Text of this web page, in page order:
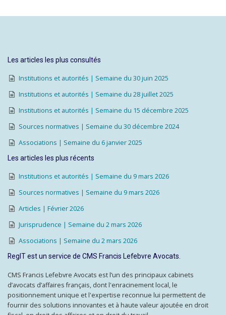
Les articles les plus consultés
Institutions et autorités | Semaine du 30 juin 2025
Institutions et autorités | Semaine du 28 juillet 2025
Institutions et autorités | Semaine du 15 décembre 2025
Sources normatives | Semaine du 30 décembre 2024
Associations | Semaine du 6 janvier 2025
Les articles les plus récents
Institutions et autorités | Semaine du 9 mars 2026
Sources normatives | Semaine du 9 mars 2026
Articles | Février 2026
Jurisprudence | Semaine du 2 mars 2026
Associations | Semaine du 2 mars 2026
RegIT est un service de CMS Francis Lefebvre Avocats.
CMS Francis Lefebvre Avocats est l’un des principaux cabinets
d’avocats d’affaires français, dont l'enracinement local, le
positionnement unique et l'expertise reconnue lui permettent de
fournir des solutions innovantes et à haute valeur ajoutée en droit